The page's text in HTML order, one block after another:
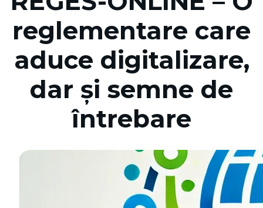
reglementare care
aduce digitalizare,
dar și semne de
întrebare